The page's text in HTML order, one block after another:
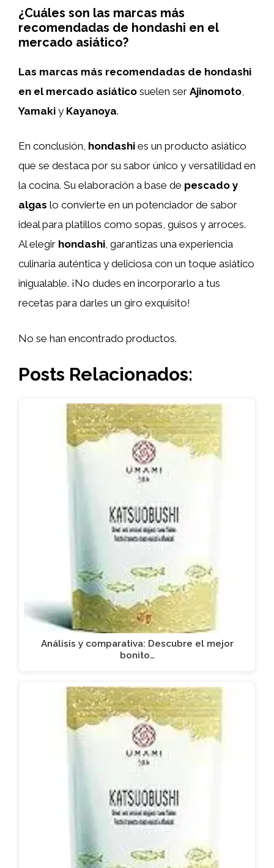
¿Cuáles son las marcas más
recomendadas de hondashi en el
mercado asiático?
Las marcas más recomendadas de hondashi
en el mercado asiático suelen ser Ajinomoto
Yamaki y Kayanoya.
En conclusión, hondashi es un producto asiático
que se destaca por su sabor único y versatilidad en
la cocina. Su elaboración a base de pescado y
algas lo convierte en un potenciador de sabor
ideal para platillos como sopas, guisos y arroces.
Al elegir hondashi, garantizas una experiencia
culinaria auténtica y deliciosa con un toque asiático
inigualable. ¡No dudes en incorporarlo a tus
recetas para darles un giro exquisito!
No se han encontrado productos.
Posts Relacionados:
Análisis y comparativa: Descubre el mejor
bonito…